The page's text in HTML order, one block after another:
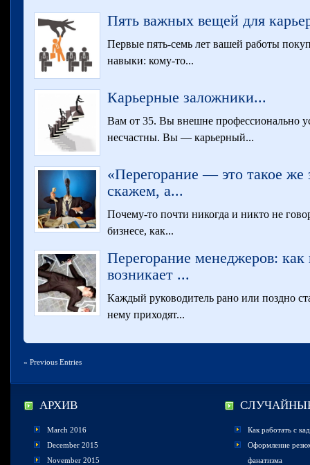
Пять важных вещей для
Первые пять-семь лет вашей работы
навыки: кому-то...
Карьерные заложники...
Вам от 35. Вы внешне профессионально
несчастны. Вы — карьерный...
«Перегорание — это такое же
скажем, а...
Почему-то почти никогда и никто не
бизнесе, как...
Перегорание менеджеров: как
возникает ...
Каждый руководитель рано или поздно
нему приходят...
« Previous Entries
АРХИВ
March 2016
December 2015
November 2015
Как работать с
Оформление
фанатизма